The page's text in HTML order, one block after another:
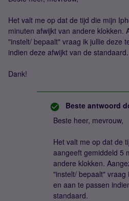
Het valt me op dat de tijd die mijn
minuten afwijkt van andere klokken.
"instelt/ bepaalt" vraag ik jullie deze
indien deze afwijkt van de standaard.
Dank!
Beste antwoord
Beste heer, mevrouw,
Het valt me op dat de
aangeeft gemiddeld 5
andere klokken.
"instelt/ bepaalt" vraag
en aan te passen
standaard.